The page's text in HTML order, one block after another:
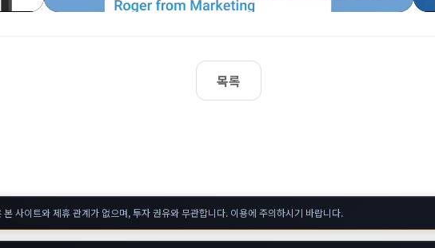
목록
사이트와 제휴 관계가 없으며, 투자 권유와 무관합니다. 이용에 주의하시기 바랍니다.